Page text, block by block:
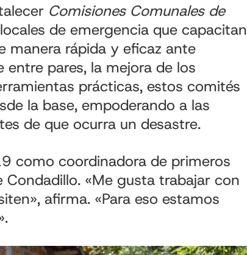
Comisiones Comunales de
de emergencia que capacitan
manera rápida y eficaz ante
entre pares, la mejora de los
prácticas, estos comités
la base, empoderando a las
de que ocurra un desastre.
como coordinadora de primeros
«Me gusta trabajar con
afirma. «Para eso estamos